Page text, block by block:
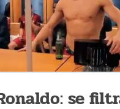
se